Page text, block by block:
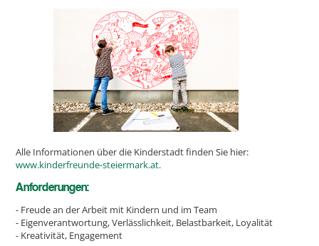
Alle Informationen über die Kinderstadt finden Sie hier:
www.kinderfreunde-steiermark.at.
Anforderungen:
- Freude an der Arbeit mit Kindern und im Team
- Eigenverantwortung, Verlässlichkeit, Belastbarkeit, Loyalität
- Kreativität, Engagement